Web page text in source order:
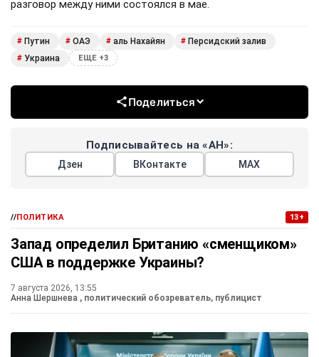
разговор между ними состоялся в мае.
# Путин # ОАЭ # аль Нахайян # Персидский залив
# Украина ЕЩЕ +3
Поделиться
Подписывайтесь на «АН»:
Дзен ВКонтакте МАХ
//ПОЛИТИКА 13+
Запад определил Британию «сменщиком»
США в поддержке Украины?
7 августа 2026, 13:55
Анна Шершнева , политический обозреватель, публицист